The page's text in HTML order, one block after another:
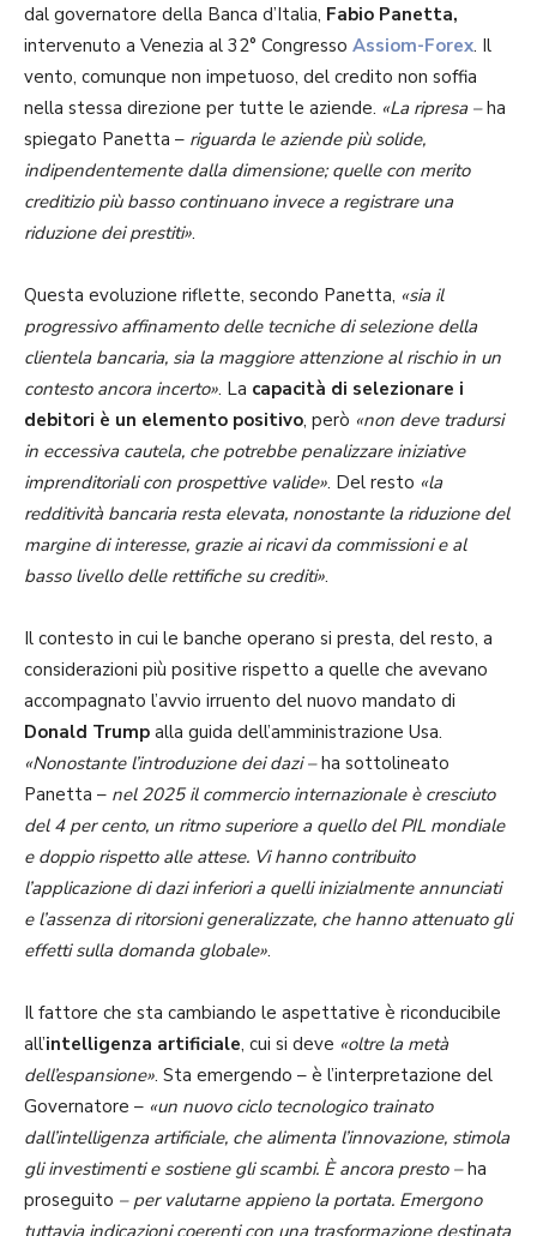
dal governatore della Banca d’Italia, Fabio Panetta,
intervenuto a Venezia al 32° Congresso Assiom-Forex. Il
vento, comunque non impetuoso, del credito non soffia
nella stessa direzione per tutte le aziende. «La ripresa –ha
spiegato Panetta – riguarda le aziende più solide,
indipendentemente dalla dimensione; quelle con merito
creditizio più basso continuano invece a registrare una
riduzione dei prestiti».
Questa evoluzione riflette, secondo Panetta, «sia il
progressivo affinamento delle tecniche di selezione della
clientela bancaria, sia la maggiore attenzione al rischio in un
contesto ancora incerto». La capacità di selezionare i
debitori è un elemento positivo, però «non deve tradursi
in eccessiva cautela, che potrebbe penalizzare iniziative
imprenditoriali con prospettive valide». Del resto «la
redditività bancaria resta elevata, nonostante la riduzione del
margine di interesse, grazie ai ricavi da commissioni e al
basso livello delle rettifiche su crediti».
Il contesto in cui le banche operano si presta, del resto, a
considerazioni più positive rispetto a quelle che avevano
accompagnato l’avvio irruento del nuovo mandato di
Donald Trump alla guida dell’amministrazione Usa.
«Nonostante l’introduzione dei dazi –ha sottolineato
Panetta – nel 2025 il commercio internazionale è cresciuto
del 4 per cento, un ritmo superiore a quello del PIL mondiale
e doppio rispetto alle attese. Vi hanno contribuito
l’applicazione di dazi inferiori a quelli inizialmente annunciati
e l’assenza di ritorsioni generalizzate, che hanno attenuato gli
effetti sulla domanda globale».
Il fattore che sta cambiando le aspettative è riconducibile
all’intelligenza artificiale, cui si deve «oltre la metà
dell’espansione». Sta emergendo – è l’interpretazione del
Governatore – «un nuovo ciclo tecnologico trainato
dall’intelligenza artificiale, che alimenta l’innovazione, stimola
gli investimenti e sostiene gli scambi. È ancora presto –ha
proseguito – per valutarne appieno la portata. Emergono
tuttavia indicazioni coerenti con una trasformazione destinata